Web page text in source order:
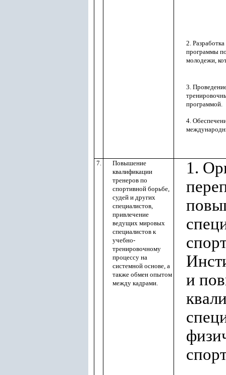
2.
программы
молодежи,
3.
программой.
4.
7.
Повышение
квалификации
тренеров по
спортивной борьбе,
судей и других
специалистов,
привлечение
ведущих мировых
специалистов к
учебно-
тренировочному
процессу на
системной основе, а
также обмен опытом
между кадрами.
1.
и